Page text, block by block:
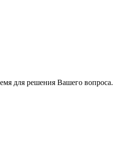
для решения Вашего вопроса.